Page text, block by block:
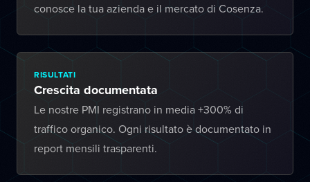
conosce la tua azienda e il mercato di Cosenza.
RISULTATI
Crescita documentata
Le nostre PMI registrano in media +300% di
traffico organico. Ogni risultato è documentato in
report mensili trasparenti.